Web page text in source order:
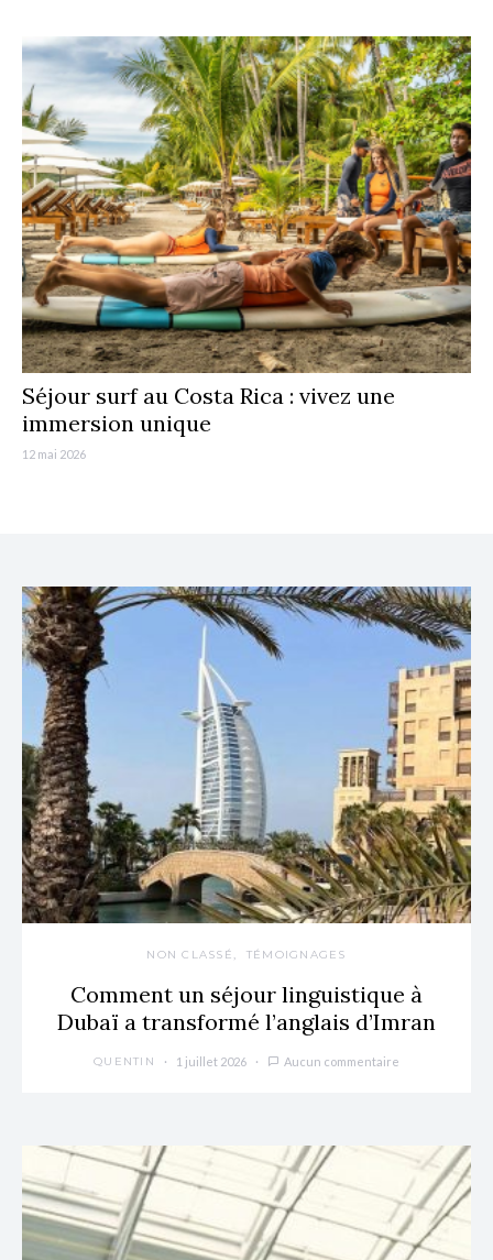
Séjour surf au Costa Rica : vivez une
immersion unique
12 mai 2026
NON CLASSÉ TÉMOIGNAGES
Comment un séjour linguistique à
Dubaï a transformé l’anglais d’Imran
QUENTIN 1 juillet 2026 Aucun commentaire